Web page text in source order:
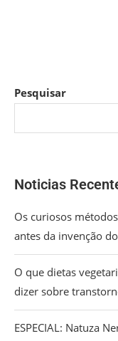
Pesquisar
Noticias
Os curiosos
antes da invenção
O que dietas
dizer sobre
ESPECIAL: Natuza